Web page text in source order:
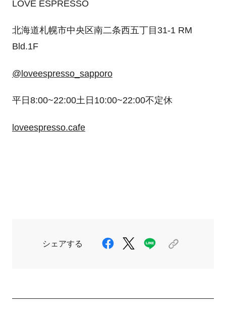
LOVE ESPRESSO
北海道札幌市中央区南二条西五丁目31-1 RM
Bld.1F
@loveespresso_sapporo
平日8:00~22:00土日10:00~22:00不定休
loveespresso.cafe
シェアする